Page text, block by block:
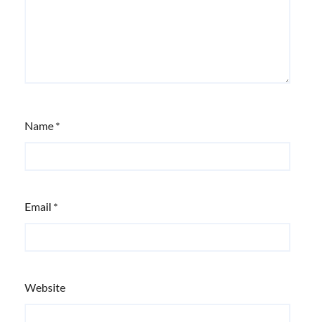
Name *
Email *
Website